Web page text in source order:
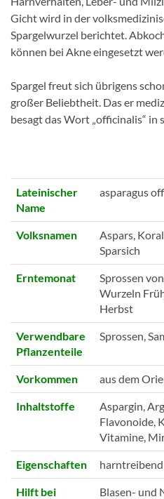
Gicht wird in der
Spargelwurzel berichtet.
können bei Akne eingesetzt
Spargel freut sich übrigens
großer Beliebtheit. Das er
besagt das Wort „officinalis“ in
Lateinischer
Name
asparagus
Volksnamen
Aspars,
Sparsich
Erntemonat
Sprossen
Wurzeln
Herbst
Verwendbare
Pflanzenteile
Sprossen,
Vorkommen aus dem
Inhaltstoffe
Aspargin,
Flavonoide,
Vitamine,
Eigenschaften
Hilft bei
Blasen- und